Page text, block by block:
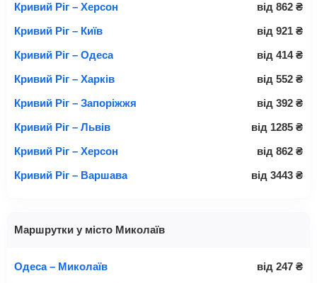
Кривий Ріг – Херсон від 862 ₴
Кривий Ріг – Київ
від 921 ₴
Кривий Ріг – Одеса
від 414 ₴
Кривий Ріг – Харків
від 552 ₴
Кривий Ріг – Запоріжжя
від 392 ₴
Кривий Ріг – Львів
від 1285 ₴
Кривий Ріг – Херсон
від 862 ₴
Кривий Ріг – Варшава
від 3443 ₴
Маршрутки у місто Миколаїв
Одеса – Миколаїв від 247 ₴